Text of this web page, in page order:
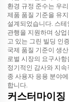
환경 규정 준수는 우
제품 품질 기준을 유
설계되었습니다. 스
관행을 지원하며 상
고 있는 그린 빌딩 인
국제 품질 기준이 생
로벌 시장의 요구사
정기적인 감사와 지
종 사용자 응용 분야
합니다.
커스터마이징